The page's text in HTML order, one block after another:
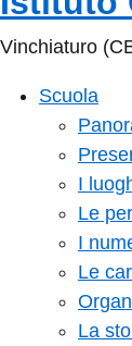
Vinchiaturo
Scuola
I
Le
I
Le
La